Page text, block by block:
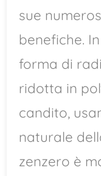
sue
benefiche.
forma di
ridotta in
candito,
naturale
zenzero è